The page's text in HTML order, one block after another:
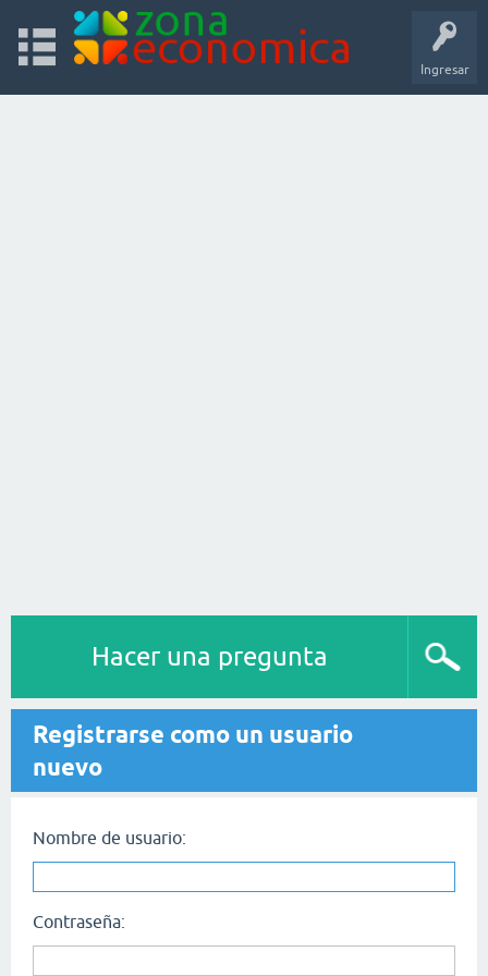
Ingresar
Hacer una pregunta
Registrarse como un usuario
nuevo
Nombre de usuario:
Contraseña: